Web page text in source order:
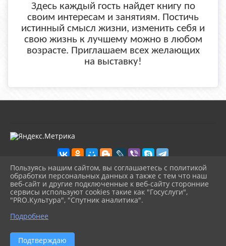
Здесь каждый гость найдет книгу по
своим интересам и занятиям. Постичь
истинный смысл жизни, изменить себя и
свою жизнь к лучшему можно в любом
возрасте. Приглашаем всех желающих
на выставку!
2026 г. kultura-uvat.ru
Вход
Карта сайта
Политика обработки персональных данных
Сделано на KubCMS
Разработка и поддержка
Пользуясь нашим сайтом, вы соглашаетесь с политикой
обработки персональных данных а также с тем что наш
веб-сайт и другие подключенные к веб-сайту сторонние
сервисы используют cookies такие как "Госуслуги",
"PRO.Культура", "Спутник аналитика".
Подробнее
Подтверждаю